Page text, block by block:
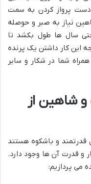
پرواز کردن به سمت
نیاز به صبر و حوصله
سال ها طول بکشد تا
این کار داشتن یک پرنده
شما در شکار و سایر
شاهین از
و باشکوه هستند
و قدرت آن ها وجود دارد.
می پردازیم: